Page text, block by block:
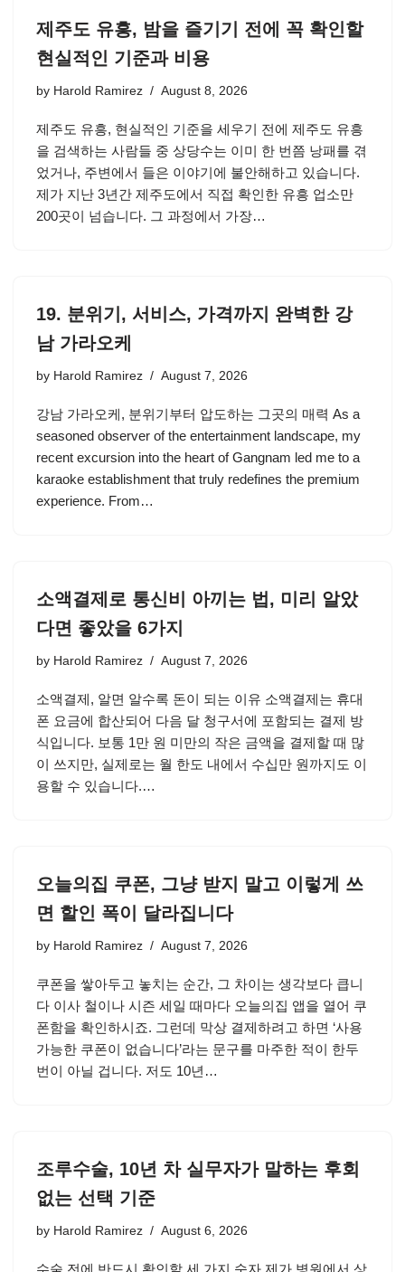
제주도 유흥, 밤을 즐기기 전에 꼭 확인할
현실적인 기준과 비용
by Harold Ramirez August 8, 2026
제주도 유흥, 현실적인 기준을 세우기 전에 제주도 유흥
을 검색하는 사람들 중 상당수는 이미 한 번쯤 낭패를 겪
었거나, 주변에서 들은 이야기에 불안해하고 있습니다.
제가 지난 3년간 제주도에서 직접 확인한 유흥 업소만
200곳이 넘습니다. 그 과정에서 가장…
19. 분위기, 서비스, 가격까지 완벽한 강
남 가라오케
by Harold Ramirez August 7, 2026
강남 가라오케, 분위기부터 압도하는 그곳의 매력 As a
seasoned observer of the entertainment landscape, my
recent excursion into the heart of Gangnam led me to a
karaoke establishment that truly redefines the premium
experience. From…
소액결제로 통신비 아끼는 법, 미리 알았
다면 좋았을 6가지
by Harold Ramirez August 7, 2026
소액결제, 알면 알수록 돈이 되는 이유 소액결제는 휴대
폰 요금에 합산되어 다음 달 청구서에 포함되는 결제 방
식입니다. 보통 1만 원 미만의 작은 금액을 결제할 때 많
이 쓰지만, 실제로는 월 한도 내에서 수십만 원까지도 이
용할 수 있습니다.…
오늘의집 쿠폰, 그냥 받지 말고 이렇게 쓰
면 할인 폭이 달라집니다
by Harold Ramirez August 7, 2026
쿠폰을 쌓아두고 놓치는 순간, 그 차이는 생각보다 큽니
다 이사 철이나 시즌 세일 때마다 오늘의집 앱을 열어 쿠
폰함을 확인하시죠. 그런데 막상 결제하려고 하면 ‘사용
가능한 쿠폰이 없습니다’라는 문구를 마주한 적이 한두
번이 아닐 겁니다. 저도 10년…
조루수술, 10년 차 실무자가 말하는 후회
없는 선택 기준
by Harold Ramirez August 6, 2026
수술 전에 반드시 확인할 세 가지 숫자 제가 병원에서 상